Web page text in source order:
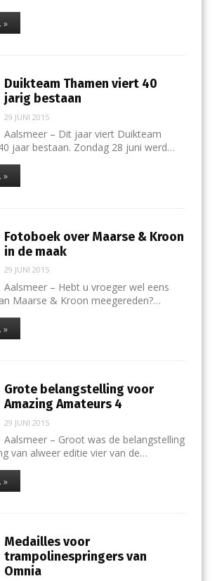
»
Duikteam Thamen viert 40
jarig bestaan
29 JUNI 2015
Aalsmeer – Dit jaar viert Duikteam
jaar bestaan. Zondag 28 juni werd…
»
Fotoboek over Maarse & Kroon
in de maak
29 JUNI 2015
Aalsmeer – Hebt u vroeger wel eens
Maarse & Kroon meegereden?…
»
Grote belangstelling voor
Amazing Amateurs 4
29 JUNI 2015
Aalsmeer – Groot was de belangstelling
van alweer editie vier van de…
»
Medailles voor
trampolinespringers van
Omnia